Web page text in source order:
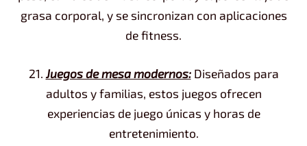
grasa corporal, y se sincronizan con aplicaciones
de fitness.
21. Juegos de mesa modernos:Diseñados para
adultos y familias, estos juegos ofrecen
experiencias de juego únicas y horas de
entretenimiento.